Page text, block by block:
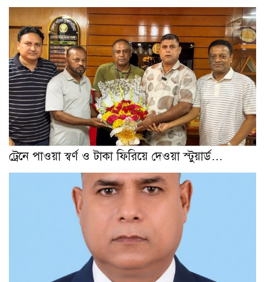
ট্রেনে পাওয়া স্বর্ণ ও টাকা ফিরিয়ে দেওয়া স্টুয়ার্ড…